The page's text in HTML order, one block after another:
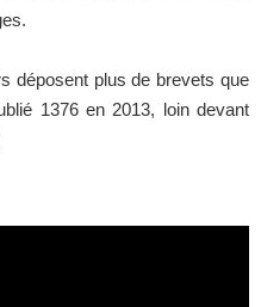
déposent plus de brevets que
1376 en 2013, loin devant